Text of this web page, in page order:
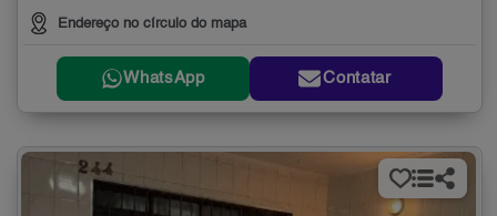
Endereço no círculo do mapa
WhatsApp Contatar